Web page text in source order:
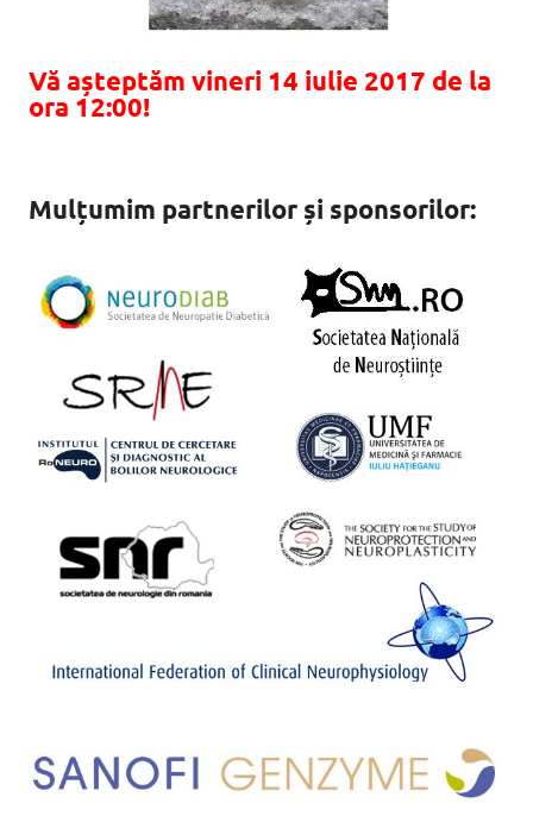
Vă așteptăm vineri 14 iulie 2017 de la
ora 12:00!
Mulțumim partnerilor și sponsorilor: